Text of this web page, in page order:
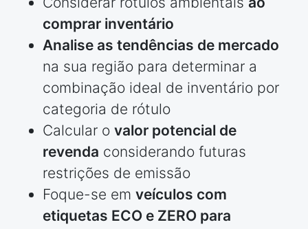
comprar inventário
Analise as tendências de mercado
na sua região para determinar a
combinação ideal de inventário por
categoria de rótulo
Calcular o valor potencial de
revenda considerando futuras
restrições de emissão
Foque-se em veículos com
etiquetas ECO e ZERO para